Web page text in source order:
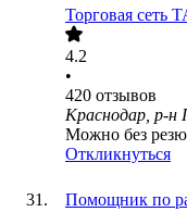
Торговая сеть
4.2
•
420 отзывов
Краснодар, р-н
Можно без
Откликнуться
Помощник по